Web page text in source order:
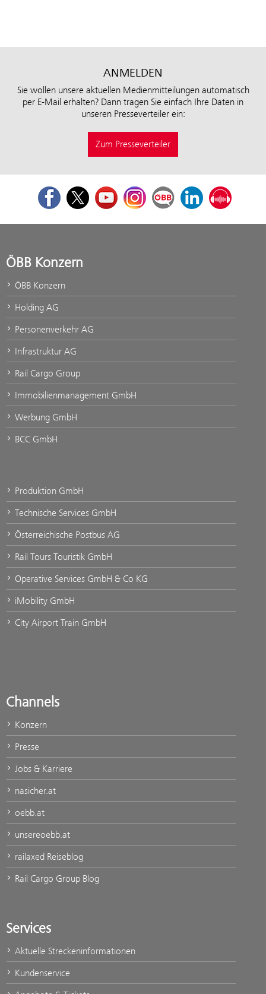
ANMELDEN
Sie wollen unsere aktuellen Medienmitteilungen automatisch
per E-Mail erhalten? Dann tragen Sie einfach Ihre Daten in
unseren Presseverteiler ein:
Zum Presseverteiler
FacebookTwitterYoutubeInstagramÖBB Corporate Blog
LinkedInPodcast
ÖBB Konzern
ÖBB Konzern
Holding AG
Personenverkehr AG
Infrastruktur AG
Rail Cargo Group
Immobilienmanagement GmbH
Werbung GmbH
BCC GmbH
Produktion GmbH
Technische Services GmbH
Österreichische Postbus AG
Rail Tours Touristik GmbH
Operative Services GmbH & Co KG
iMobility GmbH
City Airport Train GmbH
Channels
Konzern
Presse
Jobs & Karriere
nasicher.at
oebb.at
unsereoebb.at
railaxed Reiseblog
Rail Cargo Group Blog
Services
Aktuelle Streckeninformationen
Kundenservice